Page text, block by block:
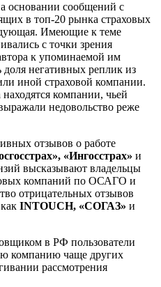
основании сообщений с
в топ-20 рынка страховых
Имеющие к теме
с точки зрения
к упоминаемой им
негативных реплик из
иной страховой компании.
компании, чьей
недовольство реже
отзывов о работе
«Ингосстрах» и
высказывают владельцы
компаний по ОСАГО и
отрицательных отзывов
INTOUCH, «СОГАЗ» и
в РФ пользователи
компанию чаще других
рассмотрения